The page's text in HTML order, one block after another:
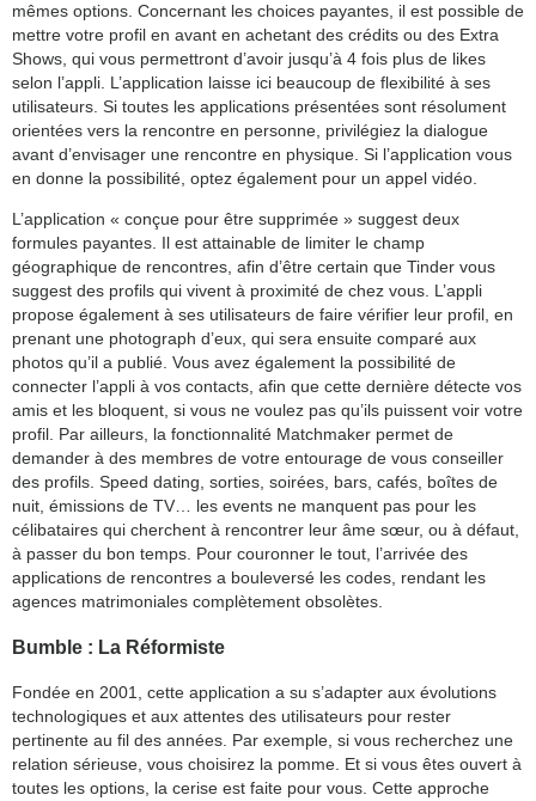
mêmes options. Concernant les choices payantes, il est possible de
mettre votre profil en avant en achetant des crédits ou des Extra
Shows, qui vous permettront d’avoir jusqu’à 4 fois plus de likes
selon l’appli. L’application laisse ici beaucoup de flexibilité à ses
utilisateurs. Si toutes les applications présentées sont résolument
orientées vers la rencontre en personne, privilégiez la dialogue
avant d’envisager une rencontre en physique. Si l’application vous
en donne la possibilité, optez également pour un appel vidéo.
L’application « conçue pour être supprimée » suggest deux
formules payantes. Il est attainable de limiter le champ
géographique de rencontres, afin d’être certain que Tinder vous
suggest des profils qui vivent à proximité de chez vous. L’appli
propose également à ses utilisateurs de faire vérifier leur profil, en
prenant une photograph d’eux, qui sera ensuite comparé aux
photos qu’il a publié. Vous avez également la possibilité de
connecter l’appli à vos contacts, afin que cette dernière détecte vos
amis et les bloquent, si vous ne voulez pas qu’ils puissent voir votre
profil. Par ailleurs, la fonctionnalité Matchmaker permet de
demander à des membres de votre entourage de vous conseiller
des profils. Speed dating, sorties, soirées, bars, cafés, boîtes de
nuit, émissions de TV… les events ne manquent pas pour les
célibataires qui cherchent à rencontrer leur âme sœur, ou à défaut,
à passer du bon temps. Pour couronner le tout, l’arrivée des
applications de rencontres a bouleversé les codes, rendant les
agences matrimoniales complètement obsolètes.
Bumble : La Réformiste
Fondée en 2001, cette application a su s’adapter aux évolutions
technologiques et aux attentes des utilisateurs pour rester
pertinente au fil des années. Par exemple, si vous recherchez une
relation sérieuse, vous choisirez la pomme. Et si vous êtes ouvert à
toutes les options, la cerise est faite pour vous. Cette approche